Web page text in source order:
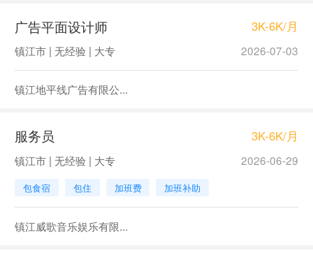
广告平面设计师 3K-6K/月
镇江市 | 无经验 | 大专 2026-07-03
镇江地平线广告有限公...
服务员 3K-6K/月
镇江市 | 无经验 | 大专 2026-06-29
包食宿 包住 加班费 加班补助
镇江威歌音乐娱乐有限...